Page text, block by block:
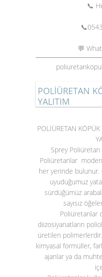
📞
📞
💬
POLİÜRETAN
YALITIM
POLİÜRETAN
Sprey Poliüretan
Poliüretanlar
her yerinde bulunur.
uyuduğumuz
sürdüğümüz
sayısız
Poliüretanlar
diizosiyanatların
üretilen
kimyasal formüller,
ajanlar ya da